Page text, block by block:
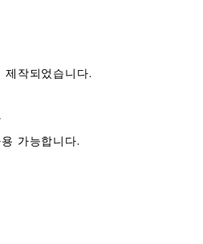
제작되었습니다.
가능합니다.